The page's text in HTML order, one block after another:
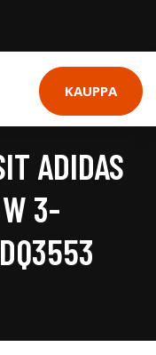
KAUPPA
ADIDAS
3-